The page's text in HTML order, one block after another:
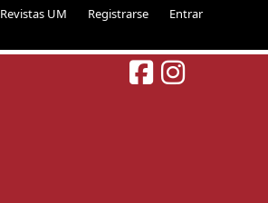
Revistas UM Registrarse Entrar